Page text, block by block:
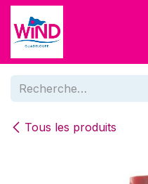
Se rendre au contenu
Tous les produits